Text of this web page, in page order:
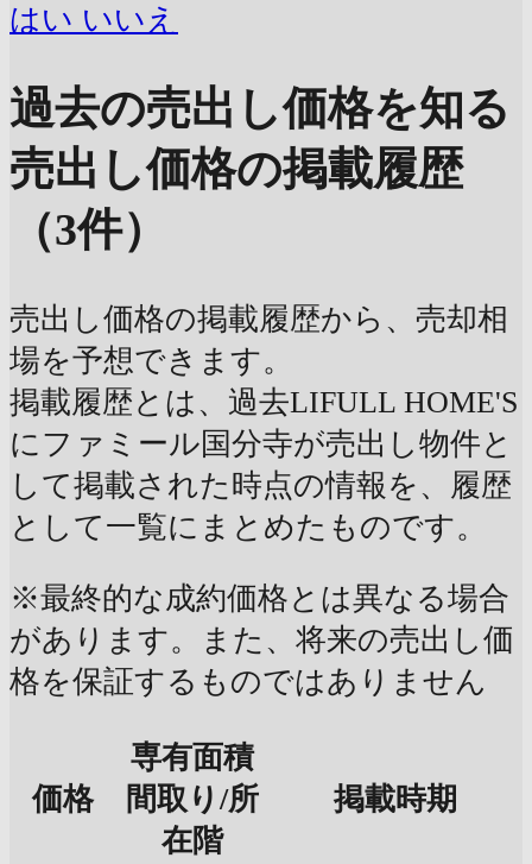
はい いいえ
過去の売出し価格を知る
売出し価格の掲載履歴
（3件）
売出し価格の掲載履歴から、売却相
場を予想できます。
掲載履歴とは、過去LIFULL HOME'S
にファミール国分寺が売出し物件と
して掲載された時点の情報を、履歴
として一覧にまとめたものです。
※最終的な成約価格とは異なる場合
があります。また、将来の売出し価
格を保証するものではありません
価格
専有面積
間取り/所
在階
掲載時期